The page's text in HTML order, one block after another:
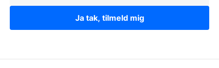
Ja tak, tilmeld mig